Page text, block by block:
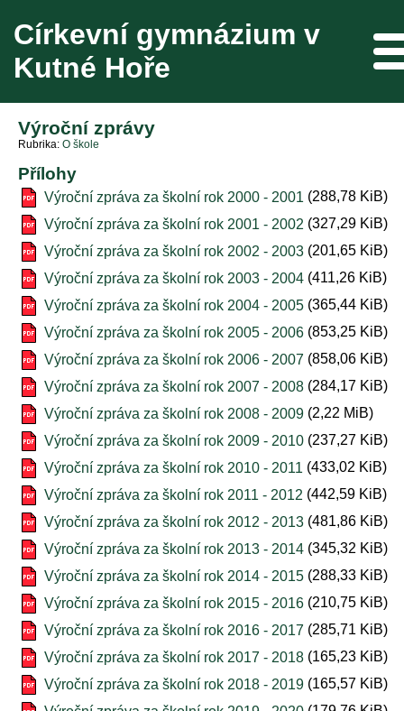
Církevní gymnázium v
Kutné Hoře
Výroční zprávy
Rubrika O škole
Přílohy
Výroční zpráva za školní rok 2000 - 2001 (288,78 KiB)
Výroční zpráva za školní rok 2001 - 2002 (327,29 KiB)
Výroční zpráva za školní rok 2002 - 2003 (201,65 KiB)
Výroční zpráva za školní rok 2003 - 2004 (411,26 KiB)
Výroční zpráva za školní rok 2004 - 2005 (365,44 KiB)
Výroční zpráva za školní rok 2005 - 2006 (853,25 KiB)
Výroční zpráva za školní rok 2006 - 2007 (858,06 KiB)
Výroční zpráva za školní rok 2007 - 2008 (284,17 KiB)
Výroční zpráva za školní rok 2008 - 2009 (2,22 MiB)
Výroční zpráva za školní rok 2009 - 2010 (237,27 KiB)
Výroční zpráva za školní rok 2010 - 2011 (433,02 KiB)
Výroční zpráva za školní rok 2011 - 2012 (442,59 KiB)
Výroční zpráva za školní rok 2012 - 2013 (481,86 KiB)
Výroční zpráva za školní rok 2013 - 2014 (345,32 KiB)
Výroční zpráva za školní rok 2014 - 2015 (288,33 KiB)
Výroční zpráva za školní rok 2015 - 2016 (210,75 KiB)
Výroční zpráva za školní rok 2016 - 2017 (285,71 KiB)
Výroční zpráva za školní rok 2017 - 2018 (165,23 KiB)
Výroční zpráva za školní rok 2018 - 2019 (165,57 KiB)